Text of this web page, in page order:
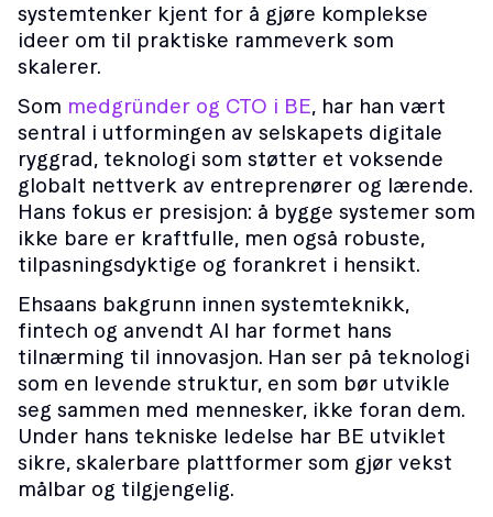
systemtenker kjent for å gjøre komplekse
ideer om til praktiske rammeverk som
skalerer.
Som medgründer og CTO i BE, har han vært
sentral i utformingen av selskapets digitale
ryggrad, teknologi som støtter et voksende
globalt nettverk av entreprenører og lærende.
Hans fokus er presisjon: å bygge systemer som
ikke bare er kraftfulle, men også robuste,
tilpasningsdyktige og forankret i hensikt.
Ehsaans bakgrunn innen systemteknikk,
fintech og anvendt AI har formet hans
tilnærming til innovasjon. Han ser på teknologi
som en levende struktur, en som bør utvikle
seg sammen med mennesker, ikke foran dem.
Under hans tekniske ledelse har BE utviklet
sikre, skalerbare plattformer som gjør vekst
målbar og tilgjengelig.